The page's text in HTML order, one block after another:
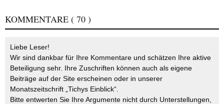
KOMMENTARE ( 70 )
Liebe Leser!
Wir sind dankbar für Ihre Kommentare und schätzen Ihre aktive
Beteiligung sehr. Ihre Zuschriften können auch als eigene
Beiträge auf der Site erscheinen oder in unserer
Monatszeitschrift „Tichys Einblick“.
Bitte entwerten Sie Ihre Argumente nicht durch Unterstellungen,